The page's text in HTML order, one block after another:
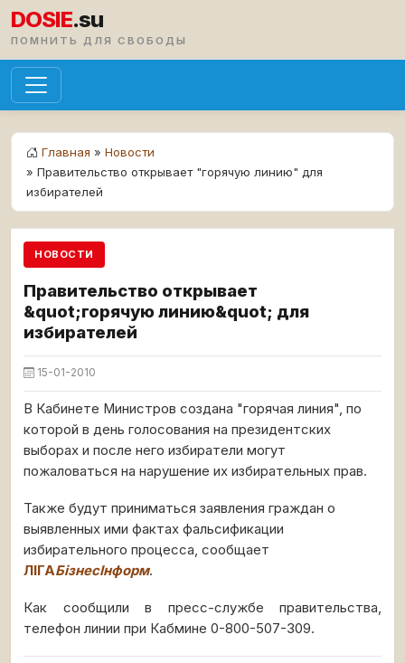
DOSIE.su
ПОМНИТЬ ДЛЯ СВОБОДЫ
Главная » Новости
» Правительство открывает "горячую линию" для
избирателей
НОВОСТИ
Правительство открывает
&quot;горячую линию&quot; для
избирателей
15-01-2010
В Кабинете Министров создана "горячая линия", по
которой в день голосования на президентских
выборах и после него избиратели могут
пожаловаться на нарушение их избирательных прав.
Также будут приниматься заявления граждан о
выявленных ими фактах фальсификации
избирательного процесса, сообщает
ЛІГАБізнесІнформ.
Как сообщили в пресс-службе правительства,
телефон линии при Кабмине 0-800-507-309.